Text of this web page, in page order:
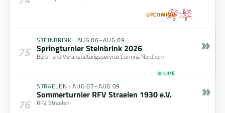
UPCOMING
75
STEINBRINK · AUG 06–AUG 09
Springturnier Steinbrink 2026
Büro- und Veranstaltungsservice Corinna Nordhorn
LIVE
»
76
STRAELEN ·AUG 07–AUG 09
Sommerturnier RFV Straelen 1930 e.V.
RFV Straelen
»